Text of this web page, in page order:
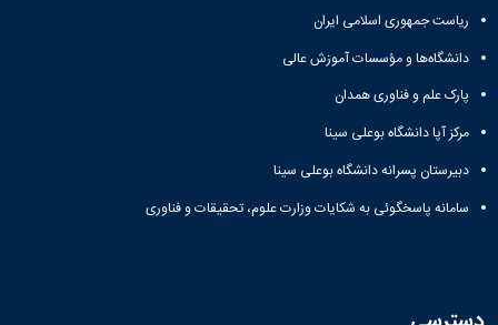
ریاست جمهوری اسلامی ایران
دانشگاه‌ها و مؤسسات آموزش عالی
پارک علم و فناوری همدان
مرکز آپا دانشگاه بوعلی سینا
دبیرستان پسرانه دانشگاه بوعلی سینا
سامانه پاسخگوئی به شکایات وزارت علوم، تحقیقات و فناوری